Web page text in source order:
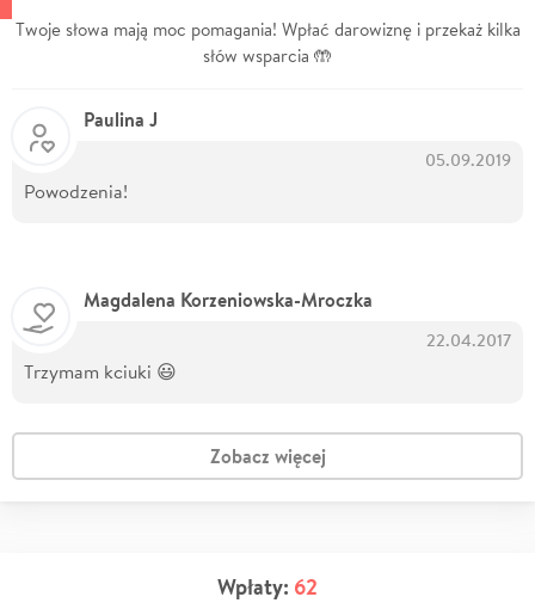
Twoje słowa mają moc pomagania! Wpłać darowiznę i przekaż kilka
słów wsparcia 🤲
Paulina J
05.09.2019
Powodzenia!
Magdalena Korzeniowska-Mroczka
22.04.2017
Trzymam kciuki 😃
Zobacz więcej
Wpłaty: 62